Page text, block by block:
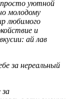
просто уютной
молодому
любимого
и
ай лав
за нереальный
за